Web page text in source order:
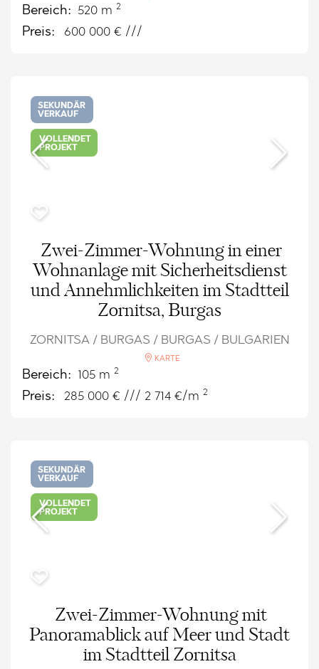
Bereich: 520 m 2
Preis: 600 000 € ///
SEKUNDÄR
VERKAUF
VOLLENDET
PROJEKT
Zwei-Zimmer-Wohnung in einer
Wohnanlage mit Sicherheitsdienst
und Annehmlichkeiten im Stadtteil
Zornitsa, Burgas
ZORNITSA / BURGAS / BURGAS / BULGARIEN
KARTE
Bereich: 105 m 2
Preis: 285 000 € /// 2 714 €/m 2
SEKUNDÄR
VERKAUF
VOLLENDET
PROJEKT
Zwei-Zimmer-Wohnung mit
Panoramablick auf Meer und Stadt
im Stadtteil Zornitsa